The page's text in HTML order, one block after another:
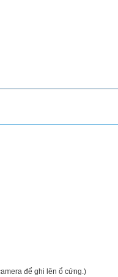
để ghi lên ổ cứng.)